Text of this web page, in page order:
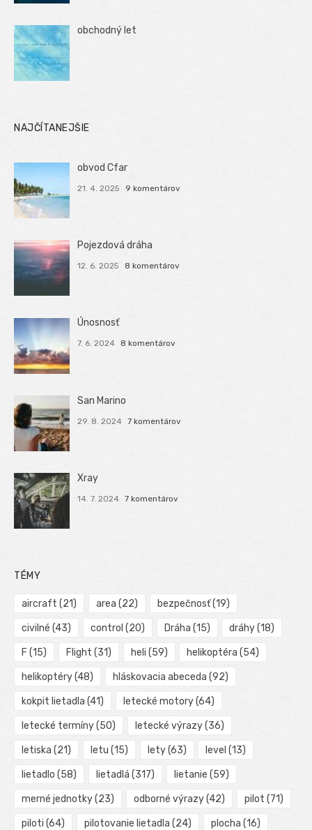
obchodný let
NAJČÍTANEJŠIE
obvod Cfar
21. 4. 2025 9 komentárov
Pojezdová dráha
12. 6. 2025 8 komentárov
Únosnosť
7. 6. 2024 8 komentárov
San Marino
29. 8. 2024 7 komentárov
Xray
14. 7. 2024 7 komentárov
TÉMY
aircraft (21) area (22) bezpečnosť(19)
civilné (43) control (20) Dráha (15) dráhy(18)
F (15) Flight (31) heli (59) helikoptéra (54)
helikoptéry(48) hláskovacia abeceda (92)
kokpit lietadla (41) letecké motory(64)
letecké termíny(50) letecké výrazy(36)
letiska (21) letu (15) lety(63) level (13)
lietadlo (58) lietadlá (317) lietanie (59)
merné jednotky(23) odborné výrazy(42) pilot (71)
piloti (64) pilotovanie lietadla (24) plocha (16)